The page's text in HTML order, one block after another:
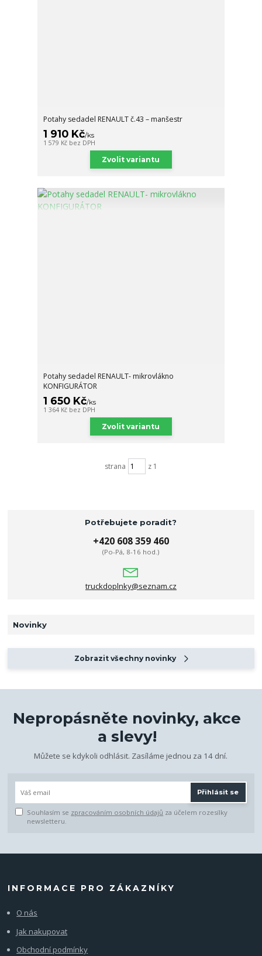
Potahy sedadel RENAULT č.43 – manšestr
1 910 Kč/ks
1 579 Kč bez DPH
Zvolit variantu
Potahy sedadel RENAULT- mikrovlákno
KONFIGURÁTOR
1 650 Kč/ks
1 364 Kč bez DPH
Zvolit variantu
strana z 1
Potřebujete poradit?
+420 608 359 460
(Po-Pá, 8-16 hod.)
truckdoplnky@seznam.cz
Novinky
Zobrazit všechny novinky
Nepropásněte novinky, akce
a slevy!
Můžete se kdykoli odhlásit. Zasíláme jednou za 14 dní.
Přihlásit se
Souhlasím se zpracováním osobních údajů za účelem rozesílky
newsletteru.
INFORMACE PRO ZÁKAZNÍKY
O nás
Jak nakupovat
Obchodní podmínky